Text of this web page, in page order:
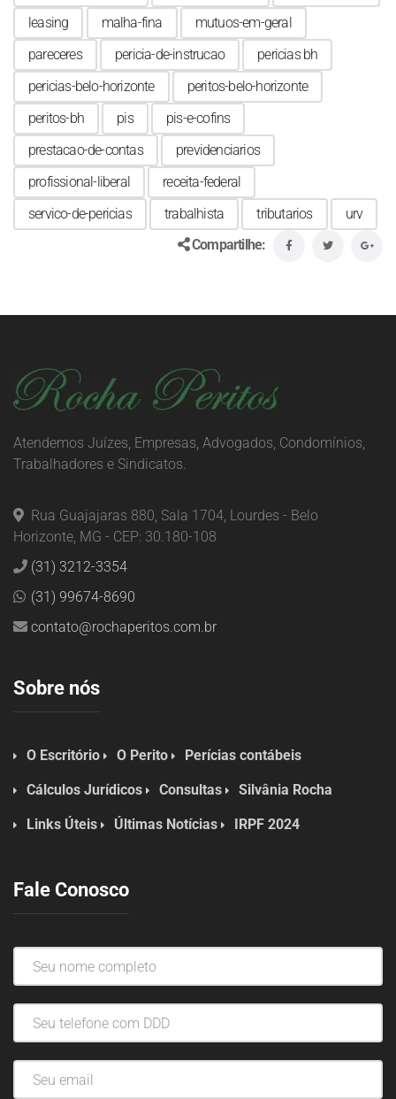
leasing
malha-fina
mutuos-em-geral
pareceres
pericia-de-instrucao
pericias bh
pericias-belo-horizonte
peritos-belo-horizonte
peritos-bh
pis
pis-e-cofins
prestacao-de-contas
previdenciarios
profissional-liberal
receita-federal
servico-de-pericias
trabalhista tributarios
urv
Compartilhe:
Atendemos Juízes, Empresas, Advogados, Condomínios,
Trabalhadores e Sindicatos.
Rua Guajajaras 880, Sala 1704, Lourdes - Belo
Horizonte, MG - CEP: 30.180-108
(31) 3212-3354
(31) 99674-8690
contato@rochaperitos.com.br
Sobre nós
O Escritório O Perito Perícias contábeis
Cálculos Jurídicos Consultas Silvânia Rocha
Links Úteis Últimas Notícias IRPF 2024
Fale Conosco